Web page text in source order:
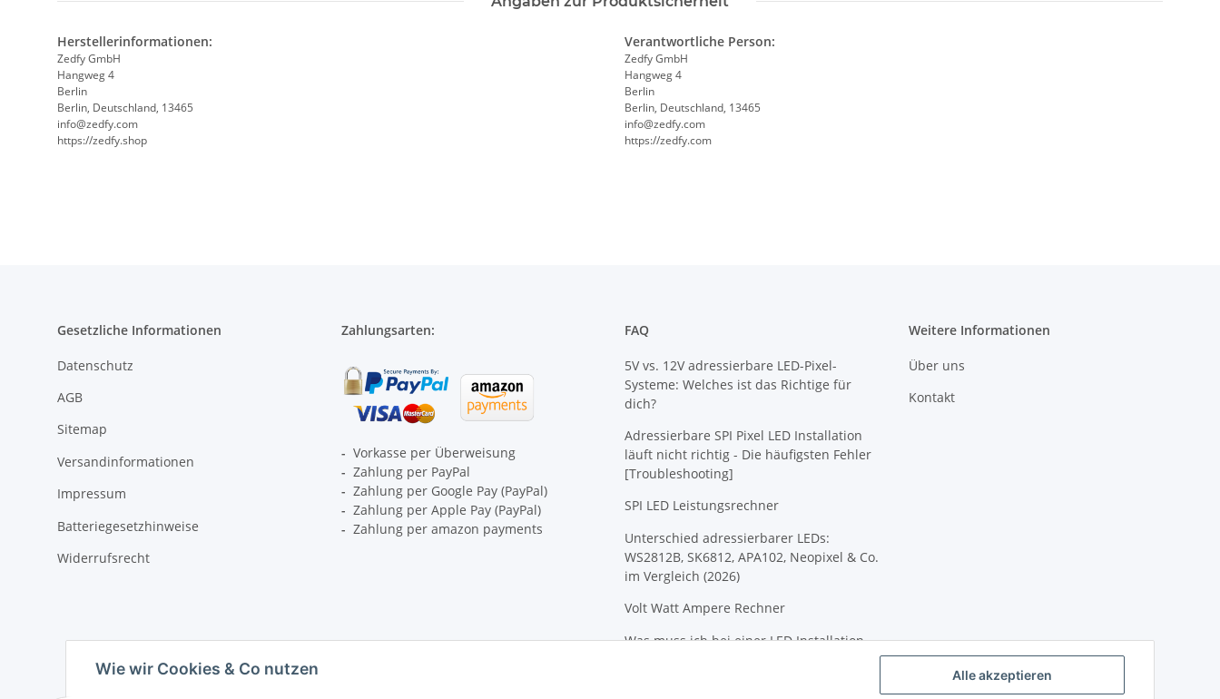
Alle akzeptieren
Wie wir Cookies & Co nutzen
Herstellerinformationen:
Zedfy GmbH
Hangweg 4
Berlin
Berlin, Deutschland, 13465
info@zedfy.com
https://zedfy.shop
Verantwortliche Person:
Zedfy GmbH
Hangweg 4
Berlin
Berlin, Deutschland, 13465
info@zedfy.com
https://zedfy.com
Gesetzliche Informationen
Datenschutz
AGB
Sitemap
Versandinformationen
Impressum
Batteriegesetzhinweise
Widerrufsrecht
Zahlungsarten:
- Vorkasse per Überweisung
- Zahlung per PayPal
- Zahlung per Google Pay (PayPal)
- Zahlung per Apple Pay (PayPal)
- Zahlung per amazon payments
FAQ
5V vs. 12V adressierbare LED-Pixel-
Systeme: Welches ist das Richtige für
dich?
Adressierbare SPI Pixel LED Installation
läuft nicht richtig - Die häufigsten Fehler
[Troubleshooting]
SPI LED Leistungsrechner
Unterschied adressierbarer LEDs:
WS2812B, SK6812, APA102, Neopixel & Co.
im Vergleich (2026)
Volt Watt Ampere Rechner
Was muss ich bei einer LED Installation
Weitere Informationen
Über uns
Kontakt